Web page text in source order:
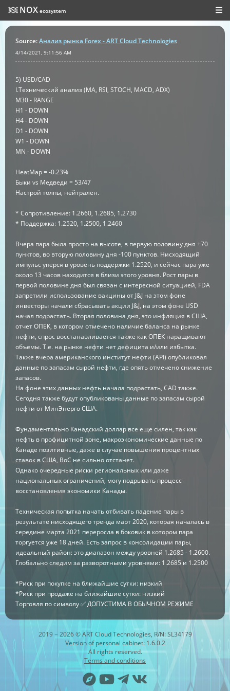
NOX ecosystem
Source:Анализ рынка Forex - ART Cloud Technologies
4/14/2021, 9:11:56 AM
5) USD/CAD
I.Технический анализ (MA, RSI, STOCH, MACD, ADX)
M30 - RANGE
H1 - DOWN
H4 - DOWN
D1 - DOWN
W1 - DOWN
MN - DOWN
HeatMap = -0.23%
Быки vs Медведи = 53/47
Настрой толпы, нейтрален.
* Сопротивление: 1.2660, 1.2685, 1.2730
* Поддержка: 1.2520, 1.2500, 1.2460
Вчера пара была просто на высоте, в первую половину дня +70
пунктов, во вторую половину дня -100 пунктов. Нисходящий
импульс уперся в уровень поддержки 1.2520, и сейчас пара уже
около 13 часов находится в близи этого уровня. Рост пары в
первой половине дня был связан с интересной ситуацией, FDA
запретили использование вакцины от J&J на этом фоне
инвесторы начали сбрасывать акции J&J, на этом фоне USD
начал подрастать. Вторая половина дня, это инфляция в США,
отчет ОПЕК, в котором отмечено наличие баланса на рынке
нефти, спрос восстанавливается также как ОПЕК наращивают
объемы. Т.е. на рынке нефти нет дефицита и/или избытка.
Также вчера американского институт нефти (API) опубликовал
данные по запасам сырой нефти, где опять отмечено снижение
запасов.
На фоне этих данных нефть начала подрастать, CAD также.
Сегодня также будут опубликованы данные по запасам сырой
нефти от МинЭнерго США.
Фундаментально Канадский доллар все еще силен, так как
нефть в профицитной зоне, макроэкономические данные по
Канаде позитивные, даже в случае повышения процентных
ставок в США, BoC не сильно отстанет.
Однако очередные риски региональных или даже
национальных ограничений, могу подрывать процесс
восстановления экономики Канады.
Техническая попытка начать отбивать падение пары в
результате нисходящего тренда март 2020, которая началась в
середине марта 2021 переросла в боковик в котором пара
торгуется уже 18 дней. Есть запрос в консолидации пары,
идеальный район: это диапазон между уровней 1.2685 - 1.2600.
Глобально следим за разворотными уровнями: 1.2685 и 1.2500
*Риск при покупке на ближайшие сутки: низкий
*Риск при продаже на ближайшие сутки: низкий
Торговля по символу ✅ ДОПУСТИМА В ОБЫЧНОМ РЕЖИМЕ
2019 − 2026 © ART Cloud Technologies, R/N: SL34179
Version of personal cabinet: 1.6.0.2
All rights reserved.
Terms and conditions